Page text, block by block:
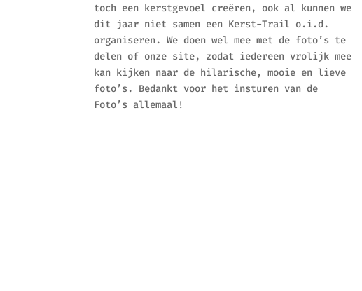
toch een kerstgevoel creëren, ook al kunnen we
dit jaar niet samen een Kerst-Trail o.i.d.
organiseren. We doen wel mee met de foto’s te
delen of onze site, zodat iedereen vrolijk mee
kan kijken naar de hilarische, mooie en lieve
foto’s. Bedankt voor het insturen van de
Foto’s allemaal!